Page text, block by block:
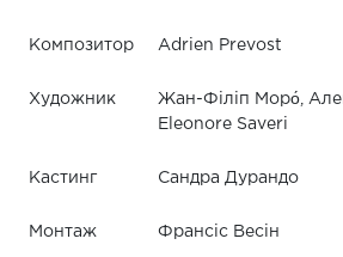
Композитор Adrien Prevost
Художник
Жан-Філіп Моро́,
Eleonore Saveri
Кастинг Сандра Дурандо
Монтаж Франсіс Весін